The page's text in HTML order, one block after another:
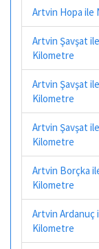
Artvin Hopa ile
Artvin Şavşat
Kilometre
Artvin Şavşat
Kilometre
Artvin Şavşat
Kilometre
Artvin Borçka
Kilometre
Artvin Ardanuç
Kilometre